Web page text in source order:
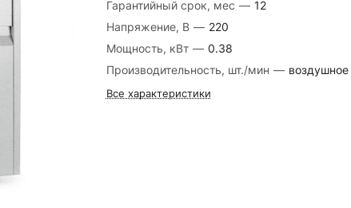
Гарантийный срок, мес — 12
Напряжение, В — 220
Мощность, кВт — 0.38
Производительность, шт./мин — воздушное
Все характеристики